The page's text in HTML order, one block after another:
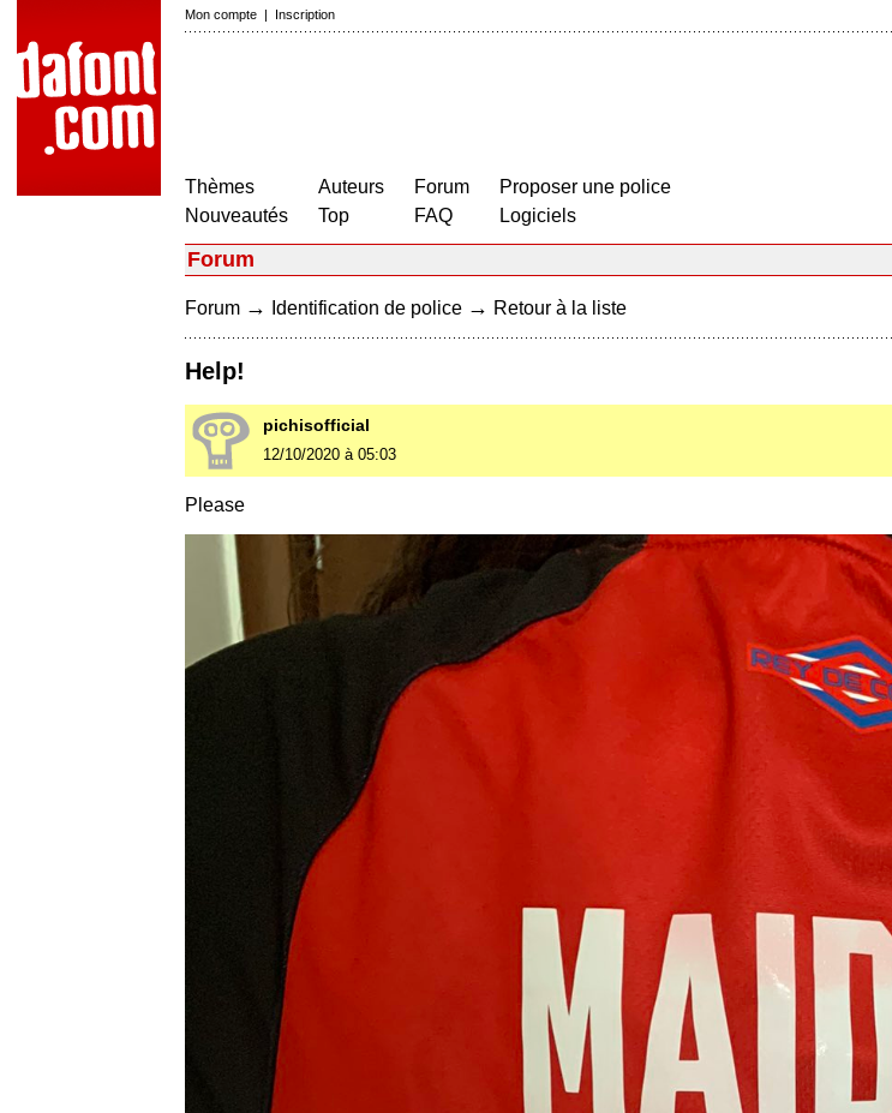
Mon compte | Inscription
Thèmes
Nouveautés
Auteurs
Top
Forum
FAQ
Proposer une police
Logiciels
Forum
Forum → Identification de police → Retour à la liste
Help!
pichisofficial
12/10/2020 à 05:03
Please